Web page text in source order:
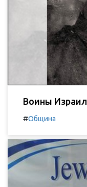
Воины
#Община